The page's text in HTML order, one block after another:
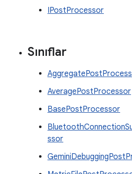
IPostProcessor
Sınıflar
AveragePostProcessor
BasePostProcessor
ssor